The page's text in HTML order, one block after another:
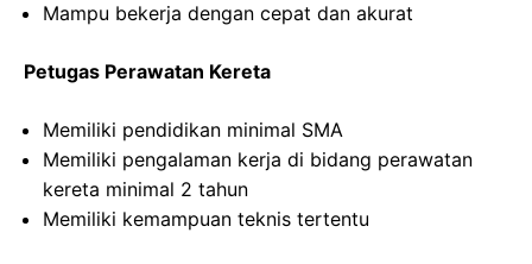
Mampu bekerja dengan cepat dan akurat
Petugas Perawatan Kereta
Memiliki pendidikan minimal SMA
Memiliki pengalaman kerja di bidang perawatan
kereta minimal 2 tahun
Memiliki kemampuan teknis tertentu